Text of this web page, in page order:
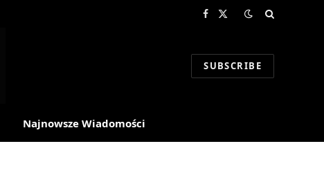
Facebook
X
SUBSCRIBE
Najnowsze Wiadomości